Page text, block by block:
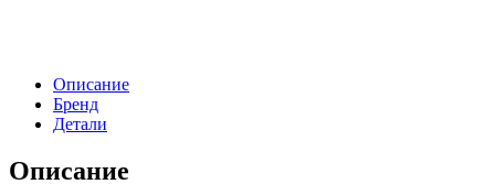
deg,
230V)
IP20
Металл,
Описание
Бренд
Детали
Описание